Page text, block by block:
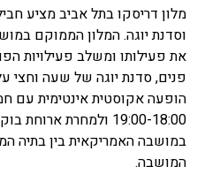
מלון דריסקו בתל אביב מציע
וסדנת יוגה. המלון הממוקם
את פעילותו ומשלב פעילויות
הופעה אקוסטית אינטימית עם
19:00-18:00 ולמחרת
במושבה האמריקאית בין בתיה
המושבה.